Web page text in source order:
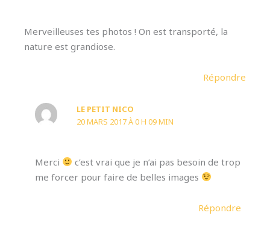
Merveilleuses tes photos ! On est transporté, la
nature est grandiose.
Répondre
LE PETIT NICO
20 MARS 2017 À 0 H 09 MIN
Merci
c’est vrai que je n’ai pas besoin de trop
me forcer pour faire de belles images
Répondre